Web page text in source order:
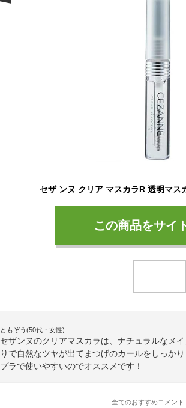
セザ ンヌ クリア マスカラR 透明マス
この商品をサイ
ともぞう(50代・女性)
セザンヌのクリアマスカラは、ナチュラルなメ
りで自然なツヤが出てまつげのカールをしっか
プラで使いやすいのでオススメです！
全てのおすすめコメント